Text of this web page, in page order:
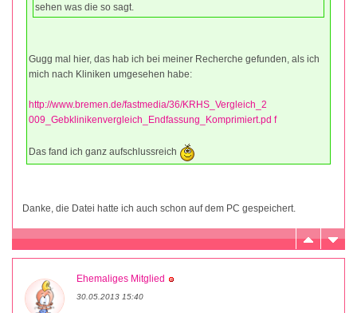
sehen was die so sagt.
Gugg mal hier, das hab ich bei meiner Recherche gefunden, als ich
mich nach Kliniken umgesehen habe:
http://www.bremen.de/fastmedia/36/KRHS_Vergleich_2
009_Gebklinikenvergleich_Endfassung_Komprimiert.pd f
Das fand ich ganz aufschlussreich
Danke, die Datei hatte ich auch schon auf dem PC gespeichert.
Ehemaliges Mitglied
30.05.2013 15:40